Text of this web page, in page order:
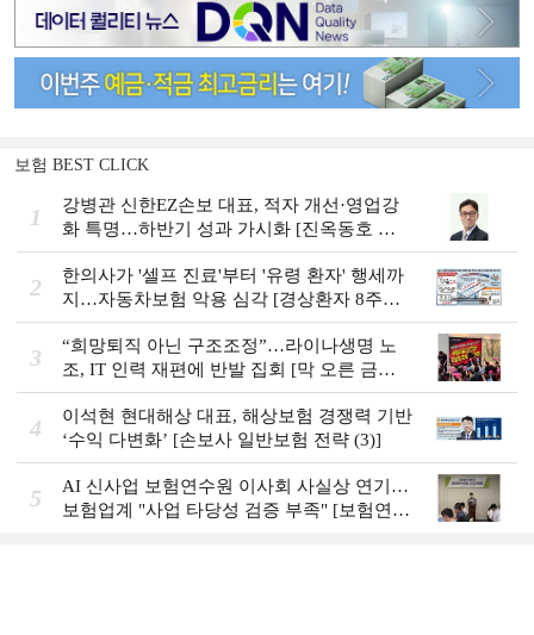
보험 BEST CLICK
1
강병관 신한EZ손보 대표, 적자 개선·영업강
화 특명…하반기 성과 가시화 [진옥동호 신
한금융, 부스트업 점검]
2
한의사가 '셀프 진료'부터 '유령 환자' 행세까
지…자동차보험 악용 심각 [경상환자 8주룰
도입 초읽기]
3
“희망퇴직 아닌 구조조정”…라이나생명 노
조, IT 인력 재편에 반발 집회 [막 오른 금융
권 하투(夏鬪)]
4
이석현 현대해상 대표, 해상보험 경쟁력 기반
‘수익 다변화ʼ [손보사 일반보험 전략 (3)]
5
AI 신사업 보험연수원 이사회 사실상 연기…
보험업계 "사업 타당성 검증 부족" [보험연수